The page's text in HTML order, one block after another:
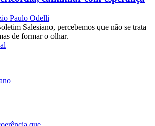
Paulo Odelli
Salesiano, percebemos que não se trata
de formar o olhar.